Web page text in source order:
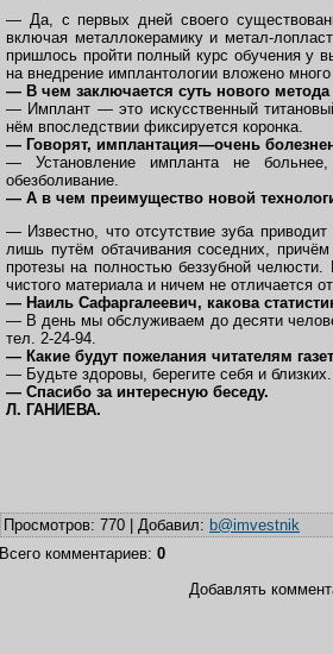
— Да, с первых дней своего
включая металлокерамику и метал-
пришлось пройти полный курс обучения у
на внедрение имплантологии вложено
— В чем заключается суть нового
— Имплант — это искусственный
нём впоследствии фиксируется коронка.
— Говорят, имплантация—очень
— Установление импланта не
обезболивание.
— А в чем преимущество новой
— Известно, что отсутствие зуба
лишь путём обтачивания соседних,
протезы на полностью беззубной
чистого материала и ничем не отличается
— Наиль Сафаргалеевич, какова
— В день мы обслуживаем до десяти
тел. 2-24-94.
— Какие будут пожелания читателям
— Будьте здоровы, берегите себя и
— Спасибо за интересную беседу.
Л. ГАНИЕВА.
Просмотров: 770 | Добавил: b@imvestnik
Всего комментариев: 0
Добавлять